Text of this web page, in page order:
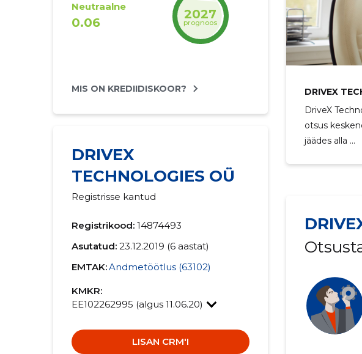
Neutraalne
0.06
2027
prognoos
MIS ON KREDIIDISKOOR?
DRIVEX
TECHNOLOGIES OÜ
Registrisse kantud
Registrikood: 14874493
Asutatud: 23.12.2019 (6 aastat)
EMTAK:Andmetöötlus (63102)
KMKR:
EE102262995 (algus 11.06.20)
LISAN CRM'I
DRIVEX
DriveX
otsus
jäädes alla ...